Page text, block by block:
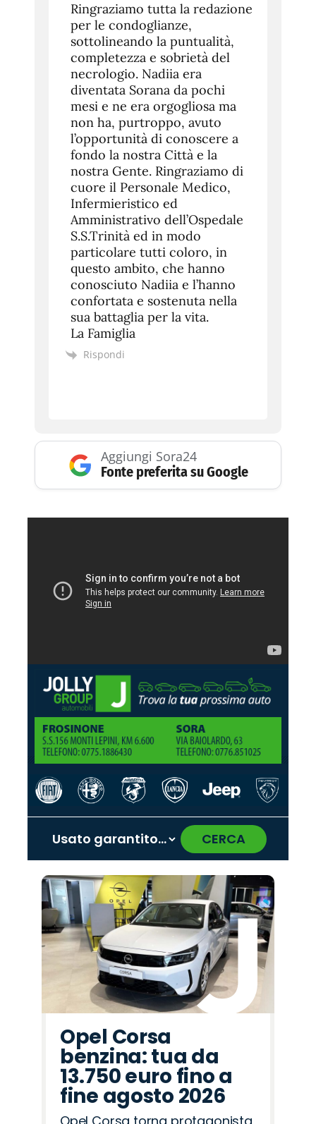
Ringraziamo tutta la redazione
per le condoglianze,
sottolineando la puntualità,
completezza e sobrietà del
necrologio. Nadiia era
diventata Sorana da pochi
mesi e ne era orgogliosa ma
non ha, purtroppo, avuto
l’opportunità di conoscere a
fondo la nostra Città e la
nostra Gente. Ringraziamo di
cuore il Personale Medico,
Infermieristico ed
Amministrativo dell’Ospedale
S.S.Trinità ed in modo
particolare tutti coloro, in
questo ambito, che hanno
conosciuto Nadiia e l’hanno
confortata e sostenuta nella
sua battaglia per la vita.
La Famiglia
Rispondi
Aggiungi Sora24
Fonte preferita su Google
CERCA
Promo
Jeep
Promo
Omoda
Promo
Cupra
Promo
Citroën
Promo
Fiat
Promo
Land
Rover
Promo
Peugeot
Promo
Lancia
Promo
Hyundai
Promo
Mazda
Promo
Abarth
Promo
Opel
Promo
Alfa
Romeo
Promo
Seat
Promo
Jaecoo
‹ ›
Opel Corsa
benzina: tua da
13.750 euro fino a
fine agosto 2026